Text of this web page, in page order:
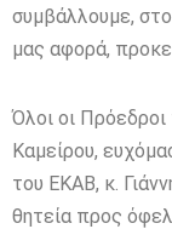
συμβάλλουμε,
μας αφορά,
Όλοι οι
Καμείρου,
του ΕΚΑΒ, κ.
θητεία προς